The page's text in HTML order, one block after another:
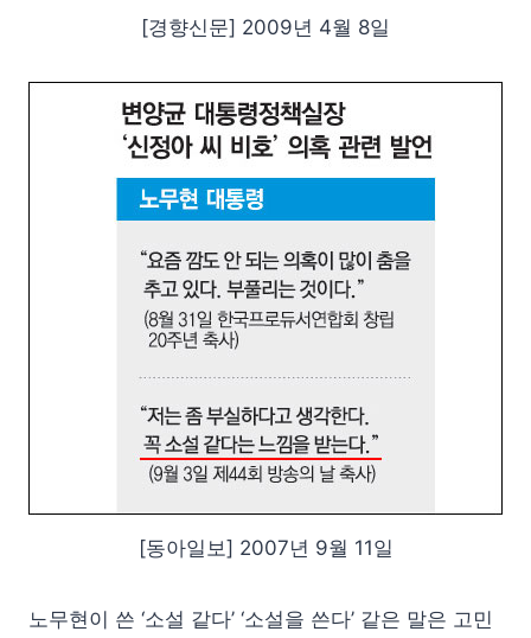
[경향신문] 2009년 4월 8일
[동아일보] 2007년 9월 11일
노무현이 쓴 ‘소설 같다’ ‘소설을 쓴다’ 같은 말은 고민